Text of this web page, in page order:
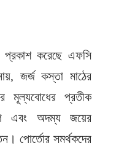
করেছে এফসি
জর্জ কস্তা মাঠের
মূল্যবোধের প্রতীক
এবং অদম্য জয়ের
পোর্তোর সমর্থকদের